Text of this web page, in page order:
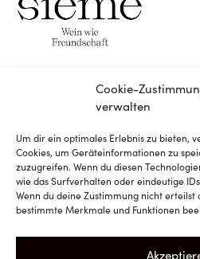
Cookie-
verwalten
Um dir ein optimales Erlebnis zu bieten,
Cookies, um Geräteinformationen zu
zuzugreifen. Wenn du diesen
wie das Surfverhalten oder eindeutige
Wenn du deine Zustimmung nicht erteilst
bestimmte Merkmale und Funktionen
Instagram
Facebook
Newsletter